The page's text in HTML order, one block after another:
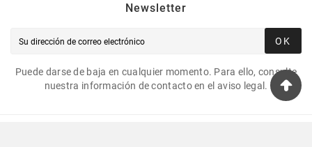
Newsletter
OK
Puede darse de baja en cualquier momento. Para ello, consulte
nuestra información de contacto en el aviso legal.